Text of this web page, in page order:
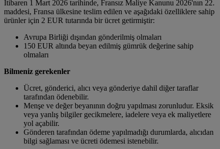
İtibaren 1 Mart 2026 tarihinde, Fransız Maliye Kanunu 2026'nın 22.
maddesi, Fransa ülkesine teslim edilen ve aşağıdaki özelliklere sahip
ürünler için 2 EUR tutarında bir ücret getirmiştir:
Avrupa Birliği dışından gönderilmiş olmaları
150 EUR altında beyan edilmiş gümrük değerine sahip
olmaları
Bilmeniz gerekenler
Ücret, gönderici, alıcı veya gönderiye dahil diğer taraflar
tarafından ödenebilir.
Menşe ve değer beyanının doğru yapılması zorunludur. Eksik
veya yanlış bilgiler gecikmelere, iadelere veya ek maliyetlere
yol açabilir.
Gönderen tarafından ödeme yapılmadığı durumlarda, alıcıdan
bilgi sağlaması ve ücreti ödemesi istenebilir.